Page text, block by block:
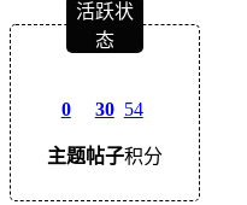
活跃状
态
0
主题
30
帖子
54
积分